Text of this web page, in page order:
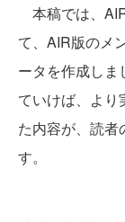
本稿では、
て、AIR版のメ
ータを作成しま
ていけば、より
た内容が、読
す。